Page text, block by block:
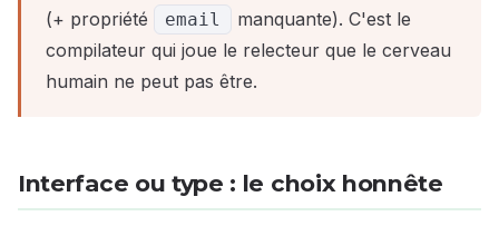
(+ propriété
email
manquante). C'est le
compilateur qui joue le relecteur que le cerveau
humain ne peut pas être.
Interface ou type : le choix honnête